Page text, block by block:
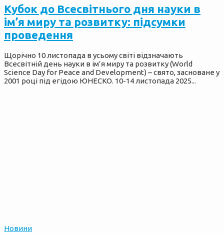
Кубок до Всесвітнього дня науки в
ім’я миру та розвитку: підсумки
проведення
Щорічно 10 листопада в усьому світі відзначають
Всесвітній день науки в ім’я миру та розвитку (World
Science Day for Peace and Development) – свято, засноване у
2001 році під егідою ЮНЕСКО. 10-14 листопада 2025...
Новини